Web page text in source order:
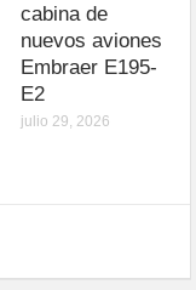
cabina de
nuevos aviones
Embraer E195-
E2
julio 29, 2026